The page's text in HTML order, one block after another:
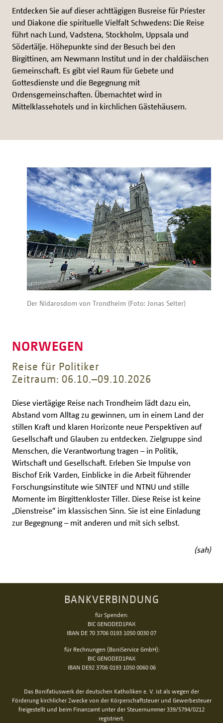
Entdecken Sie auf dieser achttägigen Busreise für Priester
und Diakone die spirituelle Vielfalt Schwedens: Die Reise
führt nach Lund, Vadstena, Stockholm, Uppsala und
Södertälje. Höhepunkte sind der Besuch bei den
Birgittinen, am Newmann Institut und in der chaldäischen
Gemeinschaft. Es gibt viel Raum für Gebete und
Gottesdienste und die Begegnung mit
Ordensgemeinschaften. Übernachtet wird in
Mittelklassehotels und in kirchlichen Gästehäusern.
Der Nidarosdom von Trondheim (Foto: Jonas Selter)
NORWEGEN
Reise für Politiker
Zeitraum: 06.10.–09.10.2026
Diese viertägige Reise nach Trondheim lädt dazu ein,
Abstand vom Alltag zu gewinnen, um in einem Land der
stillen Kraft und klaren Horizonte neue Perspektiven auf
Gesellschaft und Glauben zu entdecken. Zielgruppe sind
Menschen, die Verantwortung tragen – in Politik,
Wirtschaft und Gesellschaft. Erleben Sie Impulse von
Bischof Erik Varden, Einblicke in die Arbeit führender
Forschungsinstitute wie SINTEF und NTNU und stille
Momente im Birgittenkloster Tiller. Diese Reise ist keine
„Dienstreise“ im klassischen Sinn. Sie ist eine Einladung
zur Begegnung – mit anderen und mit sich selbst.
(sah)
BANKVERBINDUNG
für Spenden:
BIC GENODED1PAX
IBAN DE 70 3706 0193 1050 0030 07
für Rechnungen (BoniService GmbH):
BIC GENODED1PAX
IBAN DE92 3706 0193 1050 0060 06
Das Bonifatiuswerk der deutschen Katholiken e. V. ist als wegen der
Förderung kirchlicher Zwecke von der Körperschaftsteuer und Gewerbesteuer
freigestellt und beim Finanzamt unter der Steuernummer 339/5794/0212
registriert.